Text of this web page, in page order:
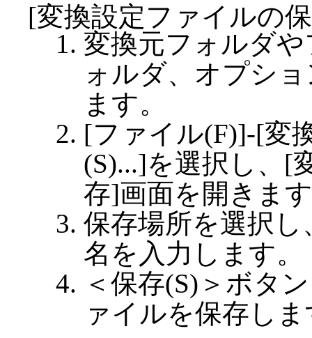
[変換設定ファイルの
変換元フォルダ
ォルダ、オプシ
ます。
[ファイル(F)]-[変
(S)...]を選択し、[
存]画面を開きま
保存場所を選択
名を入力します。
＜保存(S)＞ボタ
ァイルを保存し